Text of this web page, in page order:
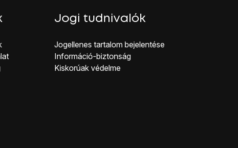
Jogi tudnivalók
Jogellenes ta rtalom bejelentése
Inf ormáció-biztonság
Kiskorúak véd elme